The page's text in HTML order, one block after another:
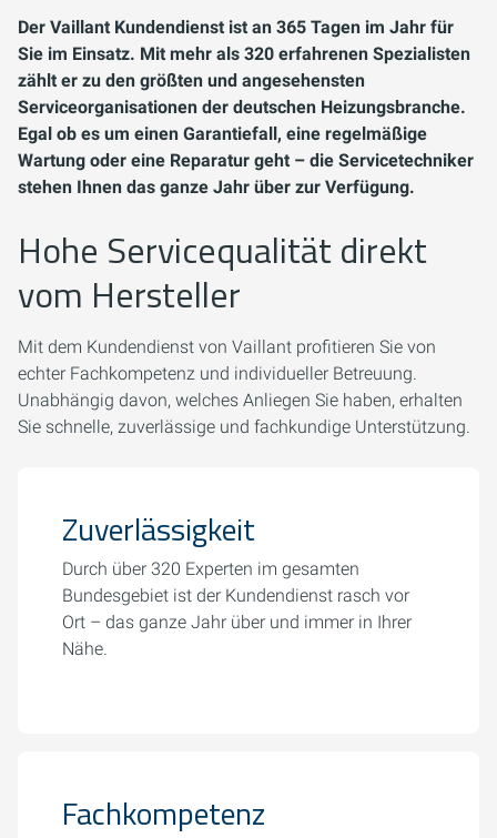
Der Vaillant Kundendienst ist an 365 Tagen im Jahr für
Sie im Einsatz. Mit mehr als 320 erfahrenen Spezialisten
zählt er zu den größten und angesehensten
Serviceorganisationen der deutschen Heizungsbranche.
Egal ob es um einen Garantiefall, eine regelmäßige
Wartung oder eine Reparatur geht – die Servicetechniker
stehen Ihnen das ganze Jahr über zur Verfügung.
Hohe Servicequalität direkt
vom Hersteller
Mit dem Kundendienst von Vaillant profitieren Sie von
echter Fachkompetenz und individueller Betreuung.
Unabhängig davon, welches Anliegen Sie haben, erhalten
Sie schnelle, zuverlässige und fachkundige Unterstützung.
Zuverlässigkeit
Durch über 320 Experten im gesamten
Bundesgebiet ist der Kundendienst rasch vor
Ort – das ganze Jahr über und immer in Ihrer
Nähe.
Fachkompetenz